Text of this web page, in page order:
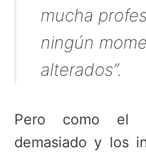
mucha
ningún
alterados”.
Pero como el
demasiado y los